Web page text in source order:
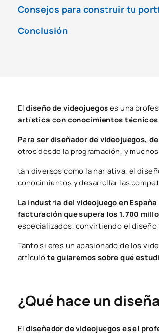
Consejos para construir tu
Conclusión
Eldiseño de videojuegoses una
artística con conocimientos técnicos
Para ser diseñador de videojuegos,
otros desde la programación, y
tan diversos como la narrativa, el
conocimientos y desarrollar las
La industria del videojuego en España
facturación que supera los 1.700
especializados, convirtiendo el
Tanto si eres un apasionado de los
artículote guiaremos sobre qué
¿Qué hace un
Eldiseñador de videojuegos es el